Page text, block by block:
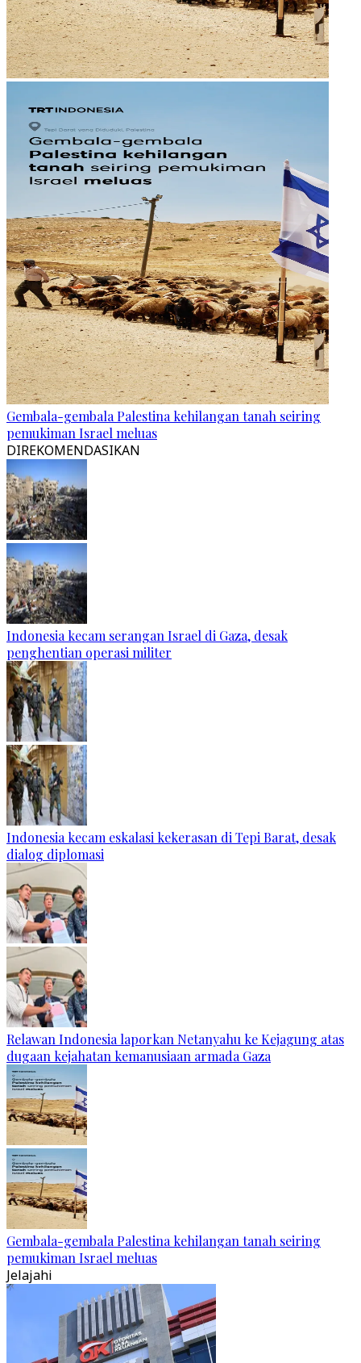
Gembala-gembala Palestina kehilangan tanah seiring
pemukiman Israel meluas
DIREKOMENDASIKAN
Indonesia kecam serangan Israel di Gaza, desak
penghentian operasi militer
Indonesia kecam eskalasi kekerasan di Tepi Barat, desak
dialog diplomasi
Relawan Indonesia laporkan Netanyahu ke Kejagung atas
dugaan kejahatan kemanusiaan armada Gaza
Gembala-gembala Palestina kehilangan tanah seiring
pemukiman Israel meluas
Jelajahi